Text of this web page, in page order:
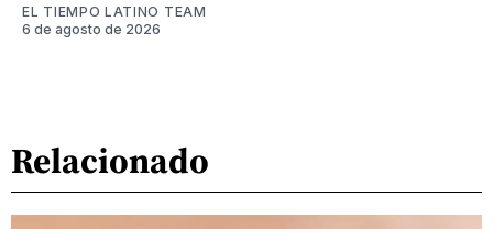
EL TIEMPO LATINO TEAM
6 de agosto de 2026
Relacionado